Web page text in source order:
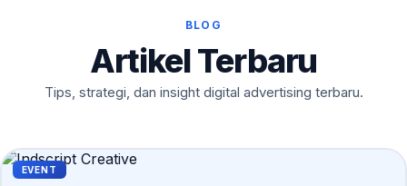
BLOG
Artikel Terbaru
Tips, strategi, dan insight digital advertising terbaru.
EVENT